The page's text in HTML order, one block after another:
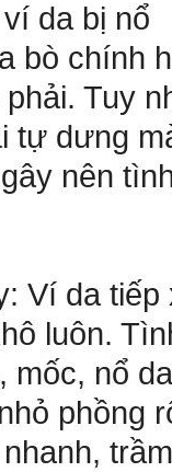
da bị nổ
bò chính
Tuy
tự dưng
nên
Ví da
luôn.
mốc, nổ
phồng